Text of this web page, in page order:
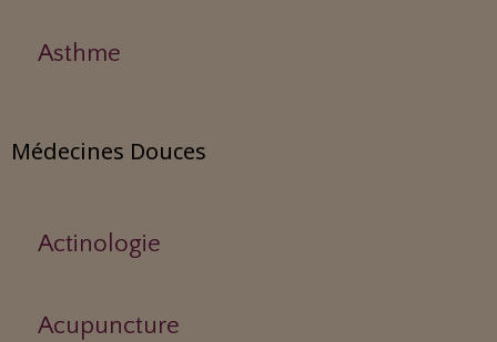
Asthme
Médecines Douces
Actinologie
Acupuncture